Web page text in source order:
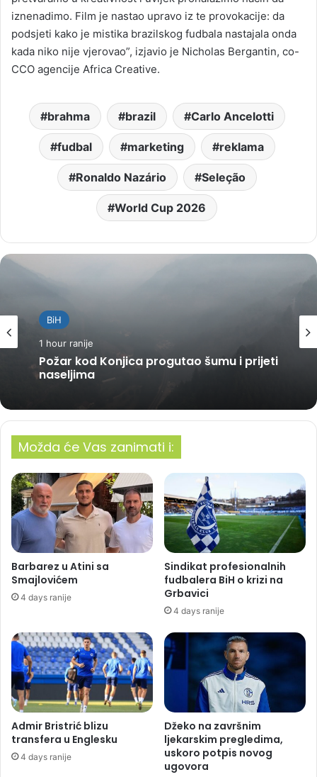
iznenadimo. Film je nastao upravo iz te provokacije: da
podsjeti kako je mistika brazilskog fudbala nastajala onda
kada niko nije vjerovao”, izjavio je Nicholas Bergantin, co-
CCO agencije Africa Creative.
brahma brazil Carlo Ancelotti
fudbal marketing reklama
Ronaldo Nazário Seleção
World Cup 2026
BiH
1 hour ranije
Požar kod Konjica progutao šumu i prijeti
naseljima
Možda će Vas zanimati i:
Barbarez u Atini sa
Smajlovićem
4 days ranije
Sindikat profesionalnih
fudbalera BiH o krizi na
Grbavici
4 days ranije
Admir Bristrić blizu
transfera u Englesku
4 days ranije
Džeko na završnim
ljekarskim pregledima,
uskoro potpis novog
ugovora